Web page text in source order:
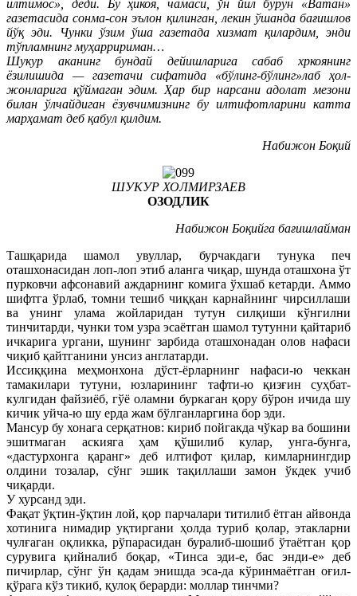
илтимос», деди. Бу ҳикоя, чамаси, ўн йил бурун «Ватан»
газетасида сонма-сон эълон қилинган, лекин ўшанда бағишлов
йўқ эди. Чунки ўзим ўша газетада хизмат қилардим, энди
тўпламнинг муҳарририман…
Шукур аканинг бундай дейишларига сабаб хркоянинг
ёзилишида — газетачи сифатида «бўлинг-бўлинг»лаб ҳол-
жонларига қўймаган эдим. Ҳар бир нарсани адолат мезони
билан ўлчайдиган ёзувчимизнинг бу илтифотларини катта
марҳамат деб қабул қилдим.
Набижон Боқий
ШУКУР ХОЛМИРЗАЕВ
ОЗОДЛИК
Набижон Боқийга бағишлайман
Ташқарида шамол увуллар, бурчакдаги тунука печ
оташхонасидан лоп-лоп этиб аланга чиқар, шунда оташхона ўт
пурковчи афсонавий аждарнинг комига ўхшаб кетарди. Аммо
шифтга ўрлаб, томни тешиб чиққан карнайнинг чирсиллаши
ва унинг улама жойларидан тутун силқиши кўнгилни
тинчитарди, чунки том узра эсаётган шамол тутунни қайтариб
ичкарига ургани, шунинг зарбида оташхонадан олов нафаси
чиқиб қайтганини унсиз англатарди.
Иссиққина меҳмонхона дўст-ёрларнинг нафаси-ю чеккан
тамакилари тутуни, юзларининг тафти-ю қизғин суҳбат-
кулгидан файзиёб, гўё оламни буркаган қору бўрон ичида шу
кичик уйча-ю шу ерда жам бўлганларгина бор эди.
Мансур бу хонага серқатнов: кириб пойгакда чўкар ва бошини
эшитмаган аскияга ҳам қўшилиб кулар, унга-бунга,
«дастурхонга қаранг» деб илтифот қилар, кимларнингдир
олдини тозалар, сўнг эшик тақиллаши замон ўкдек учиб
чиқарди.
У хурсанд эди.
Фақат ўқтин-ўқтин лой, қор парчалари титилиб ётган айвонда
хотинига нимадир уқтиргани ҳолда туриб қолар, этакларни
чулғаган оқликка, рўпарасидан буралиб-шошиб ўтаётган қор
сурувига қийналиб боқар, «Тинса эди-е, бас энди-е» деб
пичирлар, сўнг ўн қадам энишда эса-да кўринмаётган оғил-
қўрага кўз тикиб, қулоқ берарди: моллар тинчми?